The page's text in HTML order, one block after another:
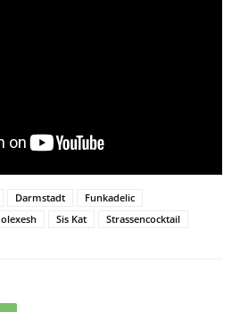
Darmstadt
Funkadelic
olexesh Sis Kat Strassencocktail